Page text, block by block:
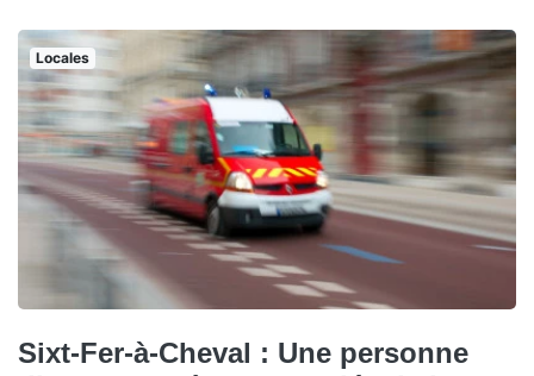
Locales
Sixt-Fer-à-Cheval : Une personne